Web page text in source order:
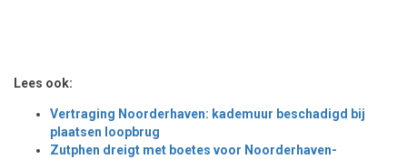
Lees ook:
Vertraging Noorderhaven: kademuur beschadigd bij
plaatsen loopbrug
Zutphen dreigt met boetes voor Noorderhaven-